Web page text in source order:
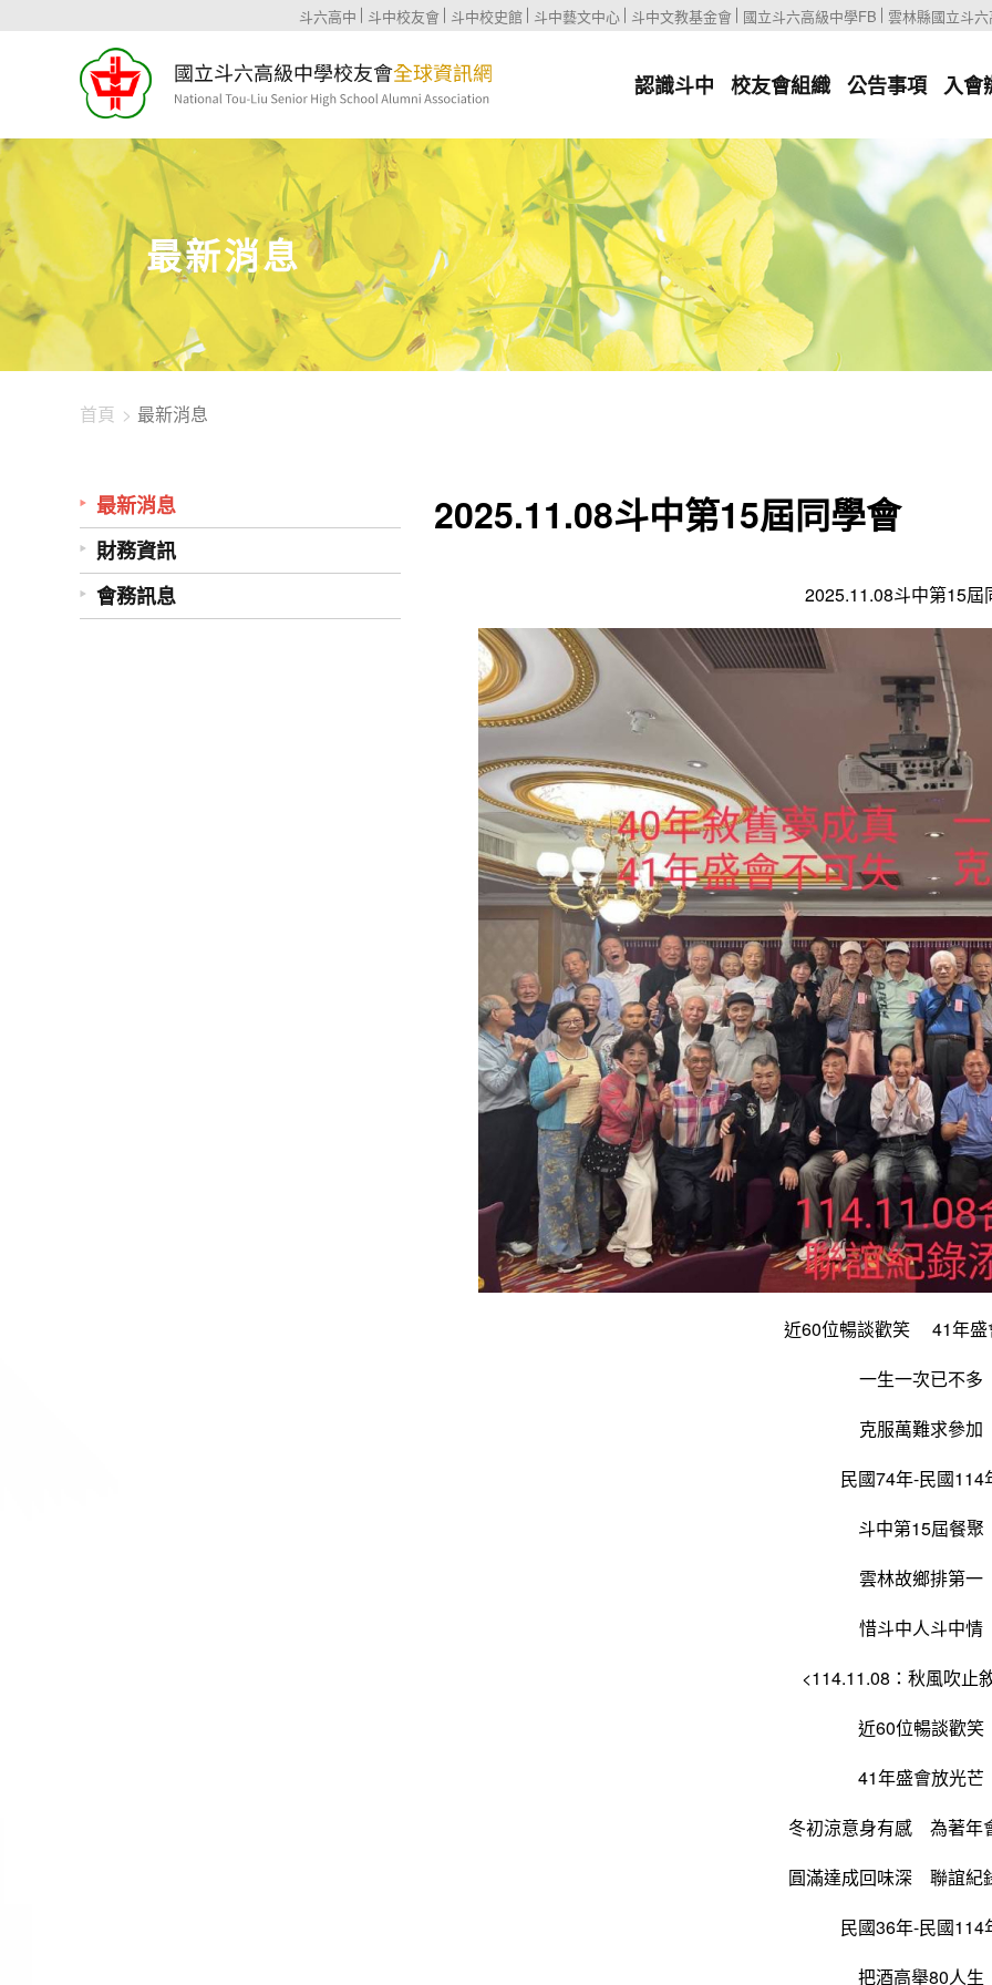
斗六高中 斗中校友會 斗中校史館 斗中藝文中心 斗中文教基金會 國立斗六高級中學FB 雲林縣國立斗
認識斗中 校友會組織 公告事項 入會
最新消息
首頁 最新消息
最新消息
財務資訊
會務訊息
2025.11.08斗中第15屆同學會
2025.11.08斗中第15屆
近60位暢談歡笑 41年盛
一生一次已不多
克服萬難求參加
民國74年-民國114
斗中第15屆餐聚
雲林故鄉排第一
惜斗中人斗中情
<114.11.08：秋風吹止
近60位暢談歡笑
41年盛會放光芒
冬初涼意身有感 為著年
圓滿達成回味深 聯誼紀
民國36年-民國114
把酒高舉80人生